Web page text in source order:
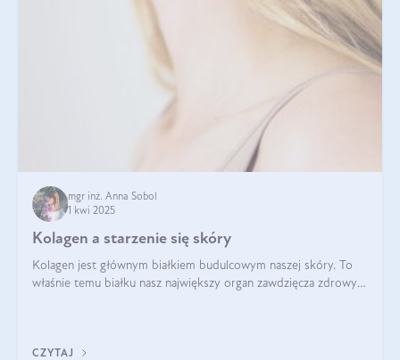
mgr inż. Anna Sobol
1 kwi 2025
Kolagen a starzenie się skóry
Kolagen jest głównym białkiem budulcowym naszej skóry. To
właśnie temu białku nasz największy organ zawdzięcza zdrowy
CZYTAJ